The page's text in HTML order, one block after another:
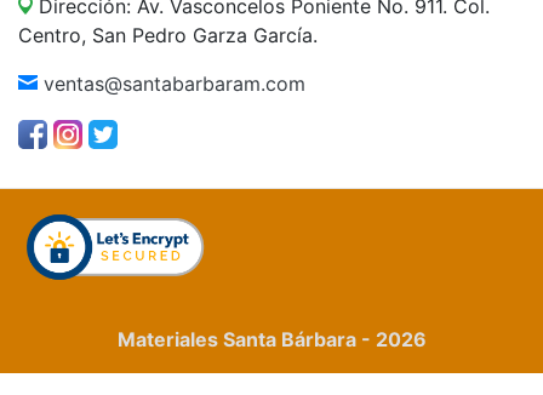
Dirección: Av. Vasconcelos Poniente No. 911. Col.
Centro, San Pedro Garza García.
ventas@santabarbaram.com
Materiales Santa Bárbara - 2026